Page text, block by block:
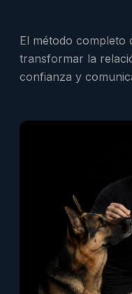
El método completo
transformar la
confianza y